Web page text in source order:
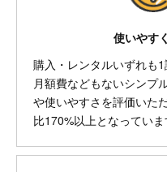
使いやす
購入・レンタルいずれも
月額費などもないシンプ
や使いやすさを評価いた
比170%以上となっていま